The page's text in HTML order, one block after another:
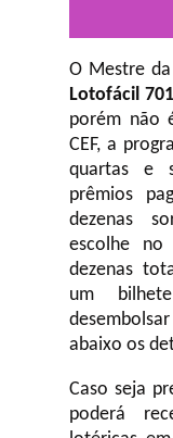
O Mestre
Lotofácil 701
porém não
CEF, a
quartas e
prêmios
dezenas
escolhe no
dezenas
um
abaixo os
Caso seja
poderá